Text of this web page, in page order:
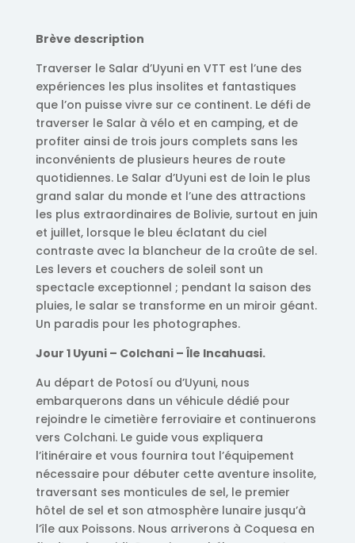
Brève description
Traverser le Salar d’Uyuni en VTT est l’une des
expériences les plus insolites et fantastiques
que l’on puisse vivre sur ce continent. Le défi de
traverser le Salar à vélo et en camping, et de
profiter ainsi de trois jours complets sans les
inconvénients de plusieurs heures de route
quotidiennes. Le Salar d’Uyuni est de loin le plus
grand salar du monde et l’une des attractions
les plus extraordinaires de Bolivie, surtout en juin
et juillet, lorsque le bleu éclatant du ciel
contraste avec la blancheur de la croûte de sel.
Les levers et couchers de soleil sont un
spectacle exceptionnel ; pendant la saison des
pluies, le salar se transforme en un miroir géant.
Un paradis pour les photographes.
Jour 1 Uyuni – Colchani – Île Incahuasi.
Au départ de Potosí ou d’Uyuni, nous
embarquerons dans un véhicule dédié pour
rejoindre le cimetière ferroviaire et continuerons
vers Colchani. Le guide vous expliquera
l’itinéraire et vous fournira tout l’équipement
nécessaire pour débuter cette aventure insolite,
traversant ses monticules de sel, le premier
hôtel de sel et son atmosphère lunaire jusqu’à
l’île aux Poissons. Nous arriverons à Coquesa en